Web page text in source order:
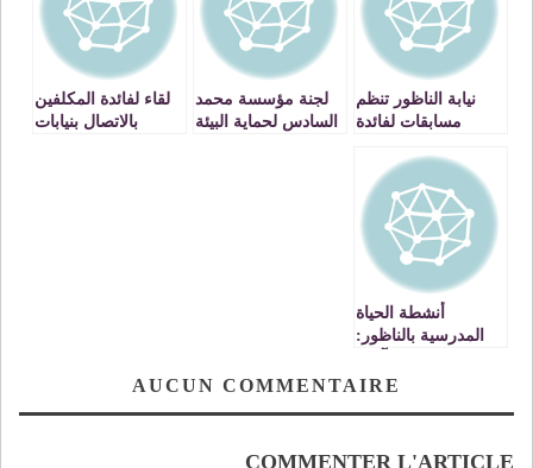
نيابة الناظور تنظم
مسابقات لفائدة
لجنة مؤسسة محمد
السادس لحماية البيئة
لقاء لفائدة المكلفين
بالاتصال بنيابات
أنشطة الحياة
المدرسية بالناظور:
واعدة
AUCUN COMMENTAIRE
COMMENTER L'ARTICLE